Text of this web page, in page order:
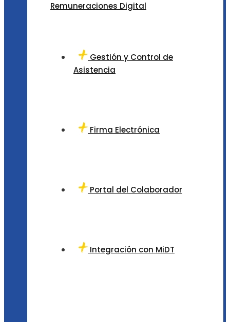
Remuneraciones Digital
Gestión y Control de
Asistencia
Firma Electrónica
Portal del Colaborador
Integración con MiDT